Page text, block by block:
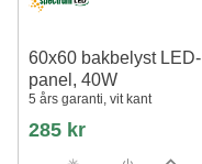
60x60 bakbelyst LED-
panel, 40W
5 års garanti, vit kant
285 kr